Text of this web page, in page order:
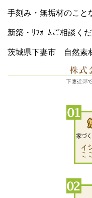
手刻み・無垢材のこと
新築・ﾘﾌｫｰﾑご相談くだ
茨城県下妻市 自然素